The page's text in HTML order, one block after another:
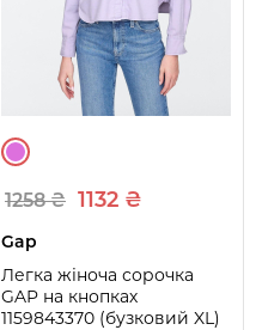
1258 ₴ 1132 ₴
Gap
Легка жіноча сорочка
GAP на кнопках
1159843370 (бузковий XL)